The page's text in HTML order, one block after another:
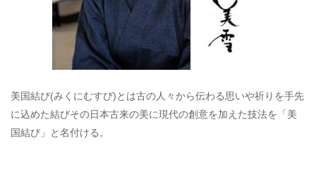
美国結び(みくにむすび)とは古の人々から伝わる思いや祈りを手先
に込めた結びその日本古来の美に現代の創意を加えた技法を「美
国結び」と名付ける。